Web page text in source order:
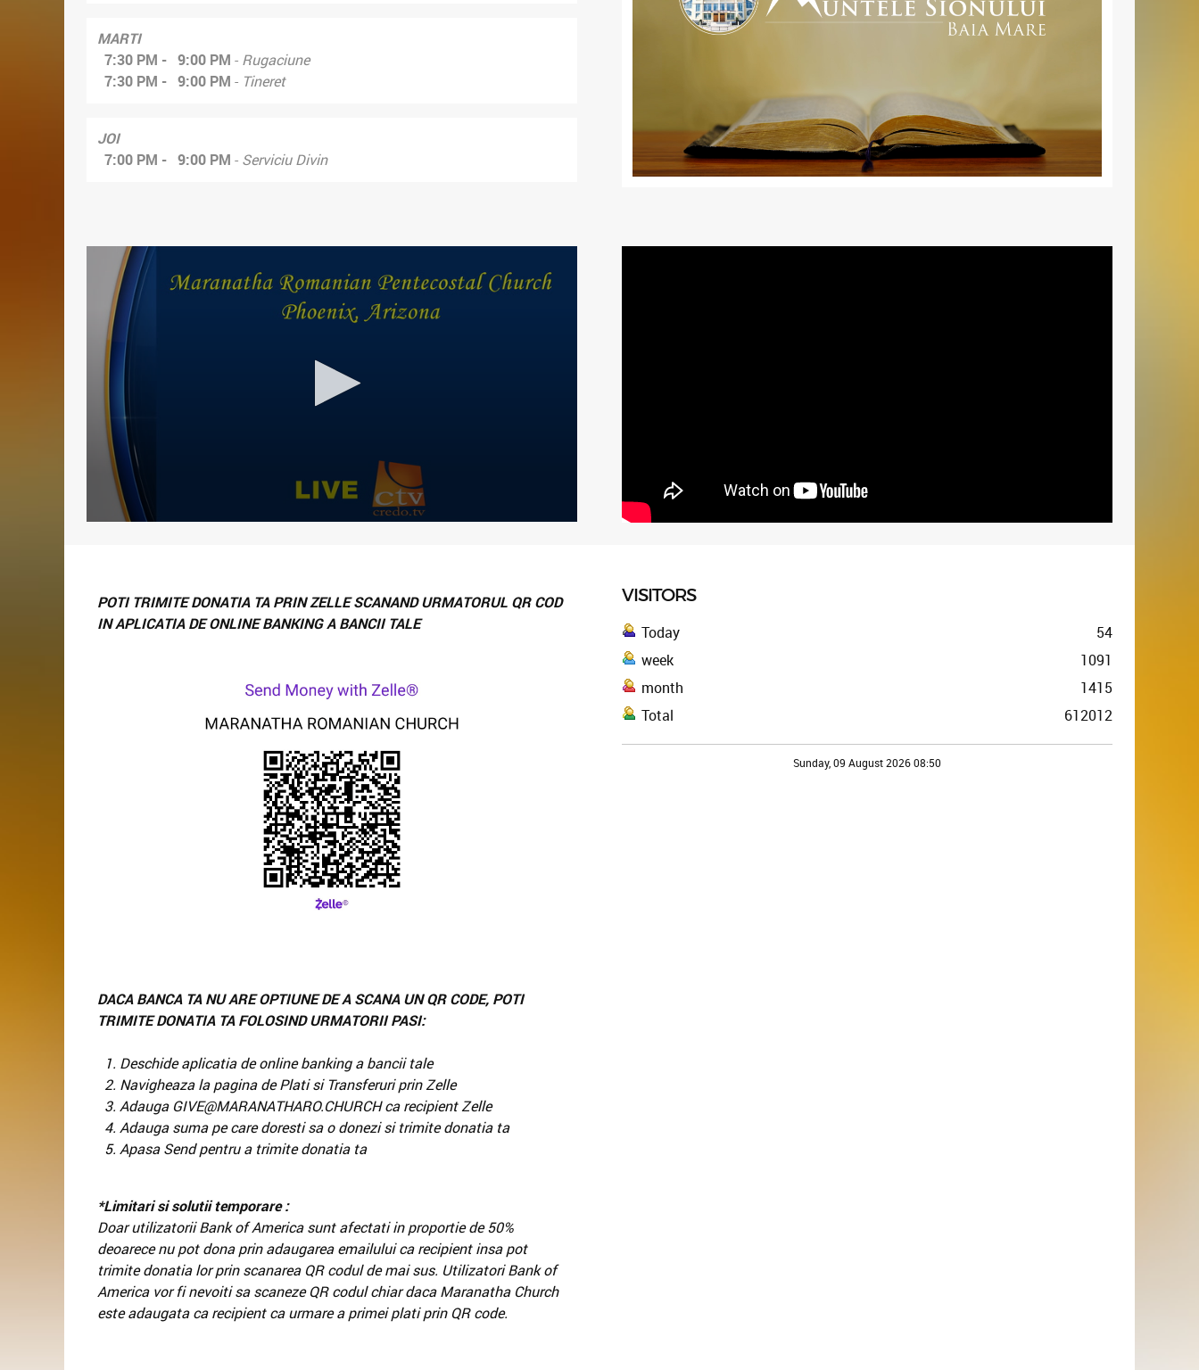
MARTI
7:30 PM - 9:00 PM - Rugaciune
7:30 PM - 9:00 PM - Tineret
JOI
7:00 PM - 9:00 PM - Serviciu Divin
POTI TRIMITE DONATIA TA PRIN ZELLE SCANAND URMATORUL QR COD
IN APLICATIA DE ONLINE BANKING A BANCII TALE
DACA BANCA TA NU ARE OPTIUNE DE A SCANA UN QR CODE, POTI
TRIMITE DONATIA TA FOLOSIND URMATORII PASI:
1. Deschide aplicatia de online banking a bancii tale
2. Navigheaza la pagina de Plati si Transferuri prin Zelle
3. Adauga GIVE@MARANATHARO.CHURCH ca recipient Zelle
4. Adauga suma pe care doresti sa o donezi si trimite donatia ta
5. Apasa Send pentru a trimite donatia ta
*Limitari si solutii temporare :
Doar utilizatorii Bank of America sunt afectati in proportie de 50%
deoarece nu pot dona prin adaugarea emailului ca recipient insa pot
trimite donatia lor prin scanarea QR codul de mai sus. Utilizatori Bank of
America vor fi nevoiti sa scaneze QR codul chiar daca Maranatha Church
este adaugata ca recipient ca urmare a primei plati prin QR code.
VISITORS
Today
54
week
1091
month
1415
Total
612012
Sunday, 09 August 2026 08:50